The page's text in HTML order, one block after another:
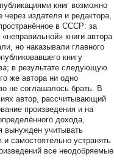
книг возможно
через издателя и редактора,
в СССР: за
книги автора
но наказывали главного
книгу
в результате следующую
же автора ни одно
не соглашалось брать. В
автор, рассчитывающий
произведения и на
дохода,
вынужден учитывать
и самостоятельно устранять
все неодобряемые